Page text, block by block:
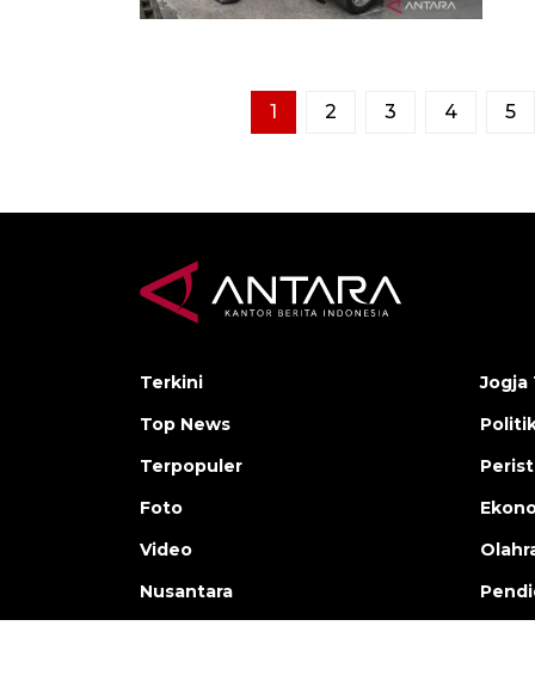
1 2 3 4 5
Terkini
Top News
Terpopuler
Foto
Video
Nusantara
Jogja